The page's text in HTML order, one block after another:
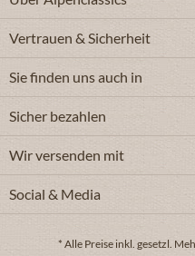
Vertrauen & Sicherheit
Sie finden uns auch in
Sicher bezahlen
Wir versenden mit
Social & Media
* Alle Preise inkl. gesetzl.